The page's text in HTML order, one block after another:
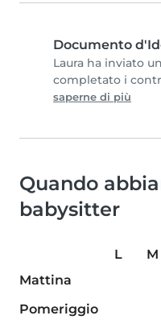
Documento
Laura ha inviato
completato i
saperne di più
Quando
babysitter
L M
Mattina
Pomeriggio